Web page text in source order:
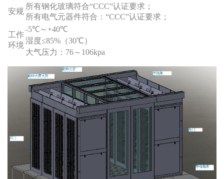
安规
所有钢化玻璃符合“CCC”认证要求；
所有电气元器件符合：“CCC”认证要求；
工作
环境
-5℃～+40℃
湿度≤85%（30℃）
大气压力：76～106kpa